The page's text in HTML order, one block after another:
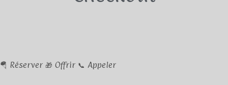
🪂 Réserver 🎁 Offrir 📞 Appeler